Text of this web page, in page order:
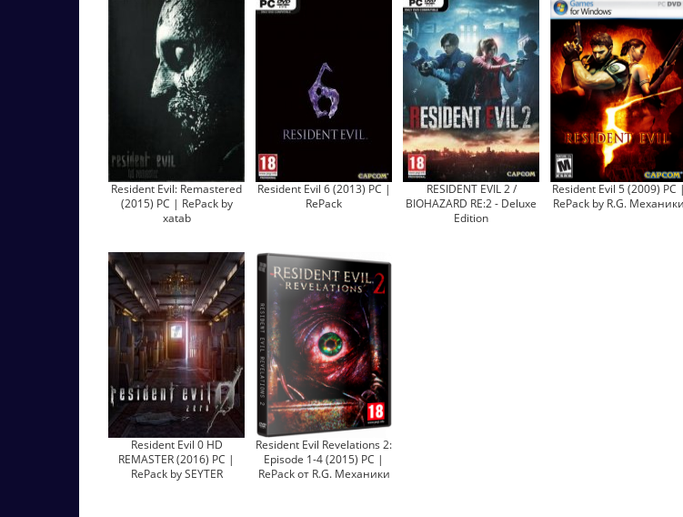
Resident Evil: Remastered
(2015) PC | RePack by
xatab
Resident Evil 6 (2013) PC |
RePack
RESIDENT EVIL 2 /
BIOHAZARD RE:2 - Deluxe
Edition
Resident Evil 5 (2009) PC |
RePack by R.G. Механики
Resident Evil 0 HD
REMASTER (2016) PC |
RePack by SEYTER
Resident Evil Revelations 2:
Episode 1-4 (2015) PC |
RePack от R.G. Механики